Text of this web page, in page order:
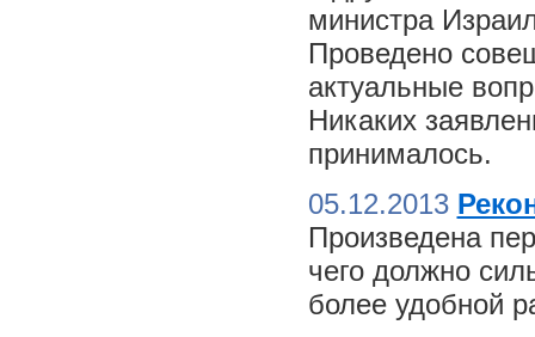
министра
Проведено
актуальные
Никаких
принималось.
05.12.2013
Произведена
чего должно
более удобной